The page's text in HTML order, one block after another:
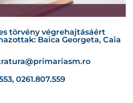
törvény végrehajtásáért
Baica Georgeta, Caia
0261.807.559